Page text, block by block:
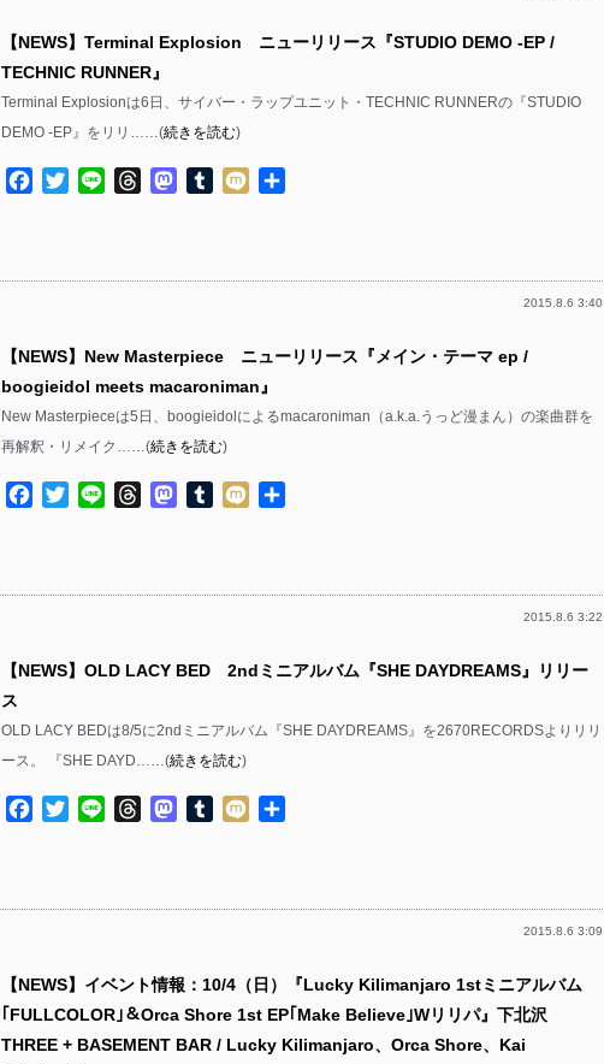
【NEWS】Terminal Explosion ニューリリース『STUDIO DEMO -EP /
TECHNIC RUNNER』
Terminal Explosionは6日、サイバー・ラップユニット・TECHNIC RUNNERの『STUDIO
DEMO -EP』をリリ……(続きを読む)
Facebook
TwitterLine ThreadsMastodon
TumblrMixi
2015.8.6 3:40
【NEWS】New Masterpiece ニューリリース『メイン・テーマ ep /
boogieidol meets macaroniman』
New Masterpieceは5日、boogieidolによるmacaroniman（a.k.a.うっど漫まん）の楽曲群を
再解釈・リメイク……(続きを読む)
Facebook
TwitterLine ThreadsMastodon
TumblrMixi
2015.8.6 3:22
【NEWS】OLD LACY BED 2ndミニアルバム『SHE DAYDREAMS』リリー
ス
OLD LACY BEDは8/5に2ndミニアルバム『SHE DAYDREAMS』を2670RECORDSよりリリ
ース。 『SHE DAYD……(続きを読む)
Facebook
TwitterLine ThreadsMastodon
TumblrMixi
2015.8.6 3:09
【NEWS】イベント情報：10/4（日）『Lucky Kilimanjaro 1stミニアルバム
｢FULLCOLOR｣＆Orca Shore 1st EP｢Make Believe｣Wリリパ』下北沢
THREE + BASEMENT BAR / Lucky Kilimanjaro、Orca Shore、Kai